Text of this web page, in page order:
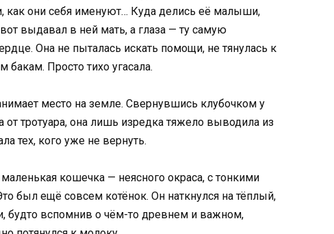
как они себя именуют… Куда делись её малыши,
выдавал в ней мать, а глаза — ту самую
Она не пыталась искать помощи, не тянулась к
Просто тихо угасала.
место на земле. Свернувшись клубочком у
тротуара, она лишь изредка тяжело выводила из
тех, кого уже не вернуть.
кошечка — неясного окраса, с тонкими
был ещё совсем котёнок. Он наткнулся на тёплый,
будто вспомнив о чём-то древнем и важном,